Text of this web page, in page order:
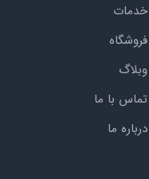
خدمات
فروشگاه
وبلاگ
تماس با ما
درباره ما